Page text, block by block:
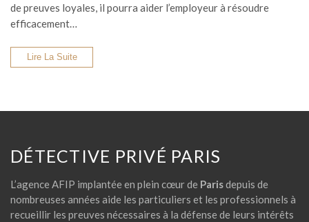
de preuves loyales, il pourra aider l’employeur à résoudre
efficacement…
Lire La Suite
DÉTECTIVE PRIVÉ PARIS
L’agence AFIP implantée en plein cœur de Parisdepuis de
nombreuses années aide les particuliers et les professionnels à
recueillir les preuves nécessaires à la défense de leurs intérêts